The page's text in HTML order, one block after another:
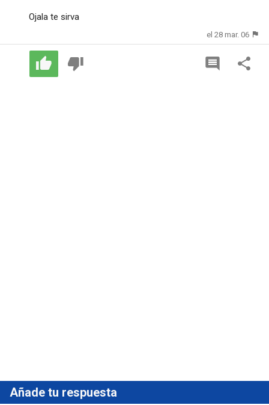
Ojala te sirva
el 28 mar. 06
Añade tu respuesta